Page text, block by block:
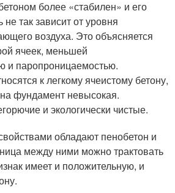
более «стабилен» и его
так зависит от уровня
воздуха. Это объясняется
ячеек, меньшей
и паропроницаемостью.
к легкому ячеистому бетону,
на фундамент невысокая.
и экологически чистые.
обладают пенобетон и
между ними можно трактовать
имеет и положительную, и